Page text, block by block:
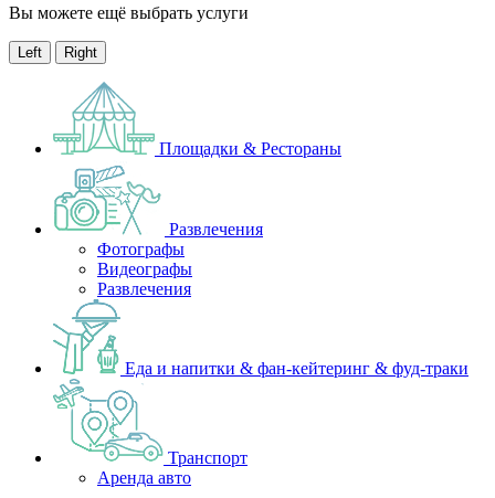
Вы можете ещё выбрать услуги
Left Right
Площадки & Рестораны
Развлечения
Фотографы
Видеографы
Развлечения
Еда и напитки & фан-кейтеринг & фуд-траки
Транспорт
Аренда авто